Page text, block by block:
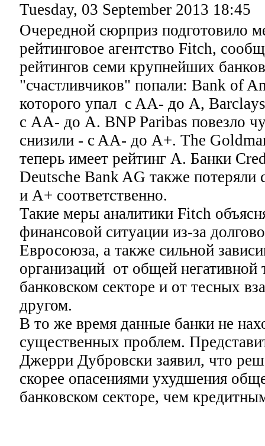
Tuesday, 03 September 2013 18:45
Очередной сюрприз подготовило
рейтинговое агентство Fitch,
рейтингов семи крупнейших
"счастливчиков" попали: Bank of
которого упал c AА- до А,
с AA- до А. BNP Paribas повезло
снизили - c AA- до A+. The
теперь имеет рейтинг A. Банки
Deutsche Bank AG также
и А+ соответственно.
Такие меры аналитики Fitch
финансовой ситуации из-за
Евросоюза, а также сильной
организаций от общей негативной
банковском секторе и от тесных
другом.
В то же время данные банки не
существенных проблем.
Джерри Дубровски заявил, что
скорее опасениями ухудшения
банковском секторе, чем